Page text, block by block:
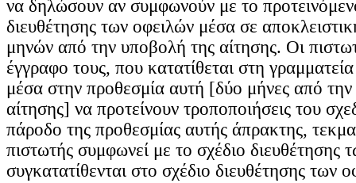
να δηλώσουν αν συμφωνούν με το
διευθέτησης των οφειλών μέσα σε
μηνών από την υποβολή της αίτησης. Οι
έγγραφο τους, που κατατίθεται στη
μέσα στην προθεσμία αυτή [δύο μήνες από
αίτησης] να προτείνουν τροποποιήσεις του
πάροδο της προθεσμίας αυτής άπρακτης,
πιστωτής συμφωνεί με το σχέδιο διευθέτησης
συγκατατίθενται στο σχέδιο διευθέτησης των